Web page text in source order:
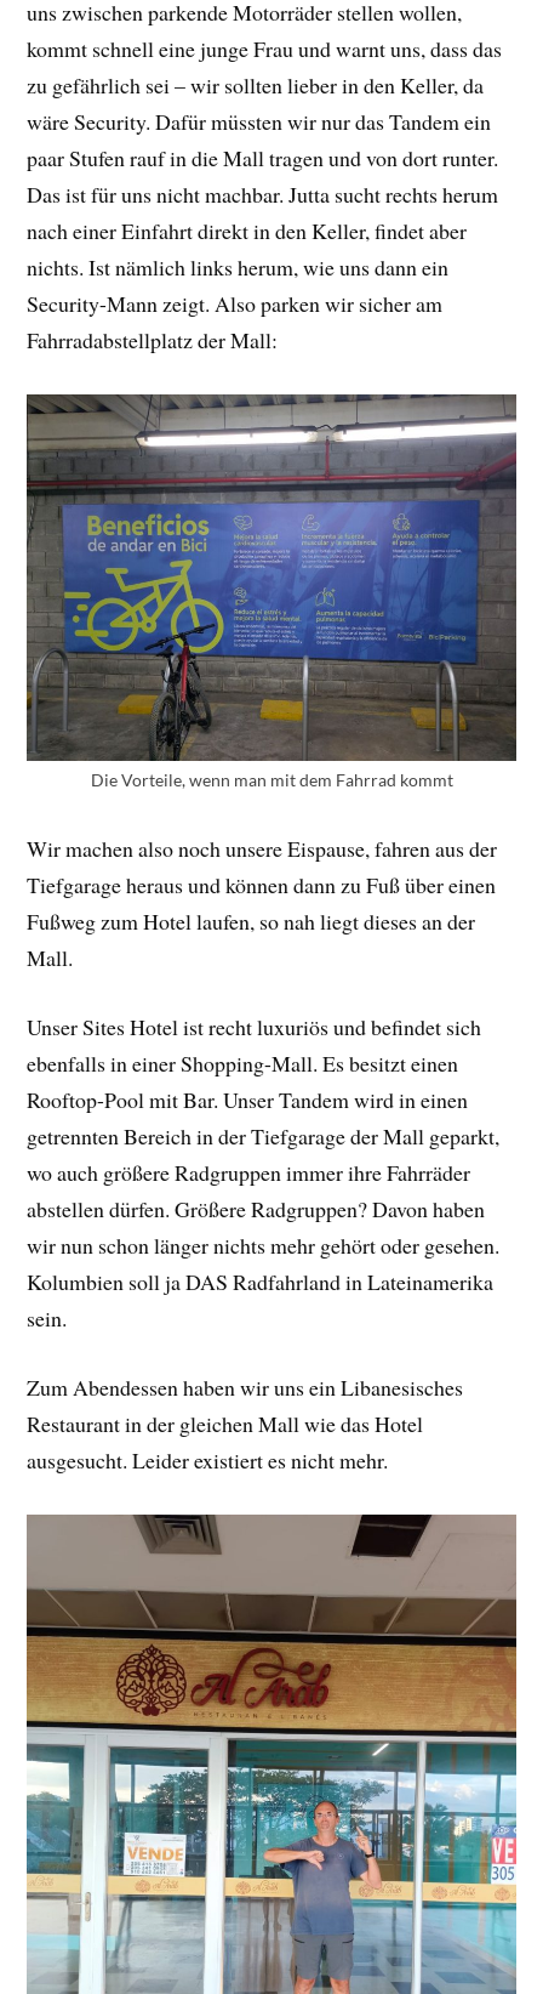
uns zwischen parkende Motorräder stellen wollen,
kommt schnell eine junge Frau und warnt uns, dass das
zu gefährlich sei – wir sollten lieber in den Keller, da
wäre Security. Dafür müssten wir nur das Tandem ein
paar Stufen rauf in die Mall tragen und von dort runter.
Das ist für uns nicht machbar. Jutta sucht rechts herum
nach einer Einfahrt direkt in den Keller, findet aber
nichts. Ist nämlich links herum, wie uns dann ein
Security-Mann zeigt. Also parken wir sicher am
Fahrradabstellplatz der Mall:
Die Vorteile, wenn man mit dem Fahrrad kommt
Wir machen also noch unsere Eispause, fahren aus der
Tiefgarage heraus und können dann zu Fuß über einen
Fußweg zum Hotel laufen, so nah liegt dieses an der
Mall.
Unser Sites Hotel ist recht luxuriös und befindet sich
ebenfalls in einer Shopping-Mall. Es besitzt einen
Rooftop-Pool mit Bar. Unser Tandem wird in einen
getrennten Bereich in der Tiefgarage der Mall geparkt,
wo auch größere Radgruppen immer ihre Fahrräder
abstellen dürfen. Größere Radgruppen? Davon haben
wir nun schon länger nichts mehr gehört oder gesehen.
Kolumbien soll ja DAS Radfahrland in Lateinamerika
sein.
Zum Abendessen haben wir uns ein Libanesisches
Restaurant in der gleichen Mall wie das Hotel
ausgesucht. Leider existiert es nicht mehr.